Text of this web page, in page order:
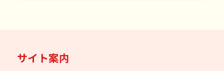
サイト案内